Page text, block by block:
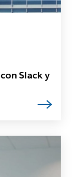
Slack y